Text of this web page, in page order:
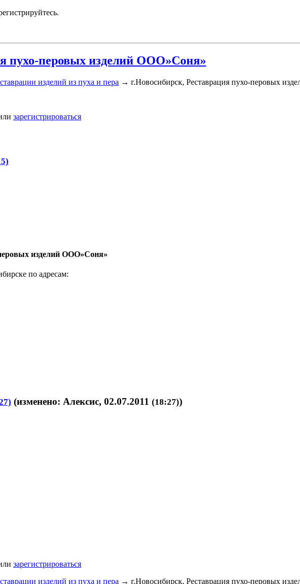
пухо-перовых изделий ООО»Соня»
изделий из пуха и пера → г.Новосибирск, Реставрация пухо-перовых
зарегистрироваться
изделий ООО»Соня»
по адресам:
(изменено: Алексис, 02.07.2011 (18:27))
зарегистрироваться
изделий из пуха и пера → г.Новосибирск, Реставрация пухо-перовых